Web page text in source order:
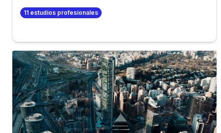
profesionales en minutos!
11 estudios profesionales